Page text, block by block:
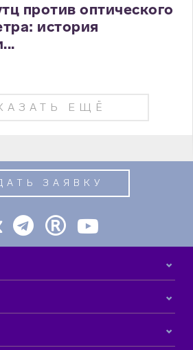
против оптического
история
ЕЩЁ
ЗАЯВКУ